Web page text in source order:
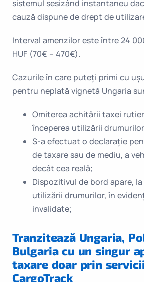
sistemul sesizând instantaneu
cauză dispune de drept de
Interval amenzilor este între 24
HUF (70€ – 470€).
Cazurile în care puteți primi cu
pentru neplată vignetă Ungaria
Omiterea achitării taxei
începerea utilizării
S-a efectuat o declarație
de taxare sau de mediu, a
decât cea reală;
Dispozitivul de bord apare,
utilizării drumurilor, în
invalidate;
Tranzitează Ungaria,
Bulgaria cu un singur
taxare doar prin
CargoTrack